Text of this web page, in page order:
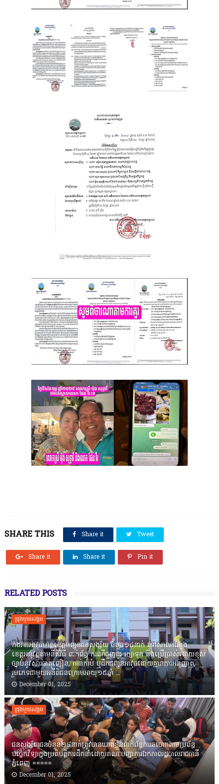
SHARE THIS Share it Tweet
Share it Share it Pin it
RELATED POSTS
ជ្រុងមួយសង្គម
កងរាជឣាវុធហត្ថខេត្តបញ្ជូនជនសង្ស័យ ចំនួន១៤នាក់ ទៅសាលាដំបូង
ខេត្តឣនុវត្តតាមនីតិវិធី ពាក់ព័ន្ធ ករណីជួញដូរ រក្សាទុក និងប្រើប្រាស់ដោយខុស
ច្បាប់នូវសារធាតុញៀន, កាន់កាប់ ឬដឹកជញ្ជូនអាវុធដោយគ្មានការអនុញ្ញាត,
រួមភេទជាមួយអនីតិជនក្រោមអាយុ១៥ឆ្នាំ ...
December 01, 2025
ជ្រុងមួយសង្គម
ជនសង្ស័យជនចំនួន២៨នាក់ត្រូវបានឃាត់ខ្លួនពាក់ព័ន្ធការឆបោកតាមប្រព័ន្ធ
បច្ចេកវិទ្យាក្នុងប្រតិបត្តិការដឹកនាំដោយគណៈបញ្ជាការឯកភាពរដ្ឋបាលរាជធានី
ភ្នំពេញ ‎=====
December 01, 2025